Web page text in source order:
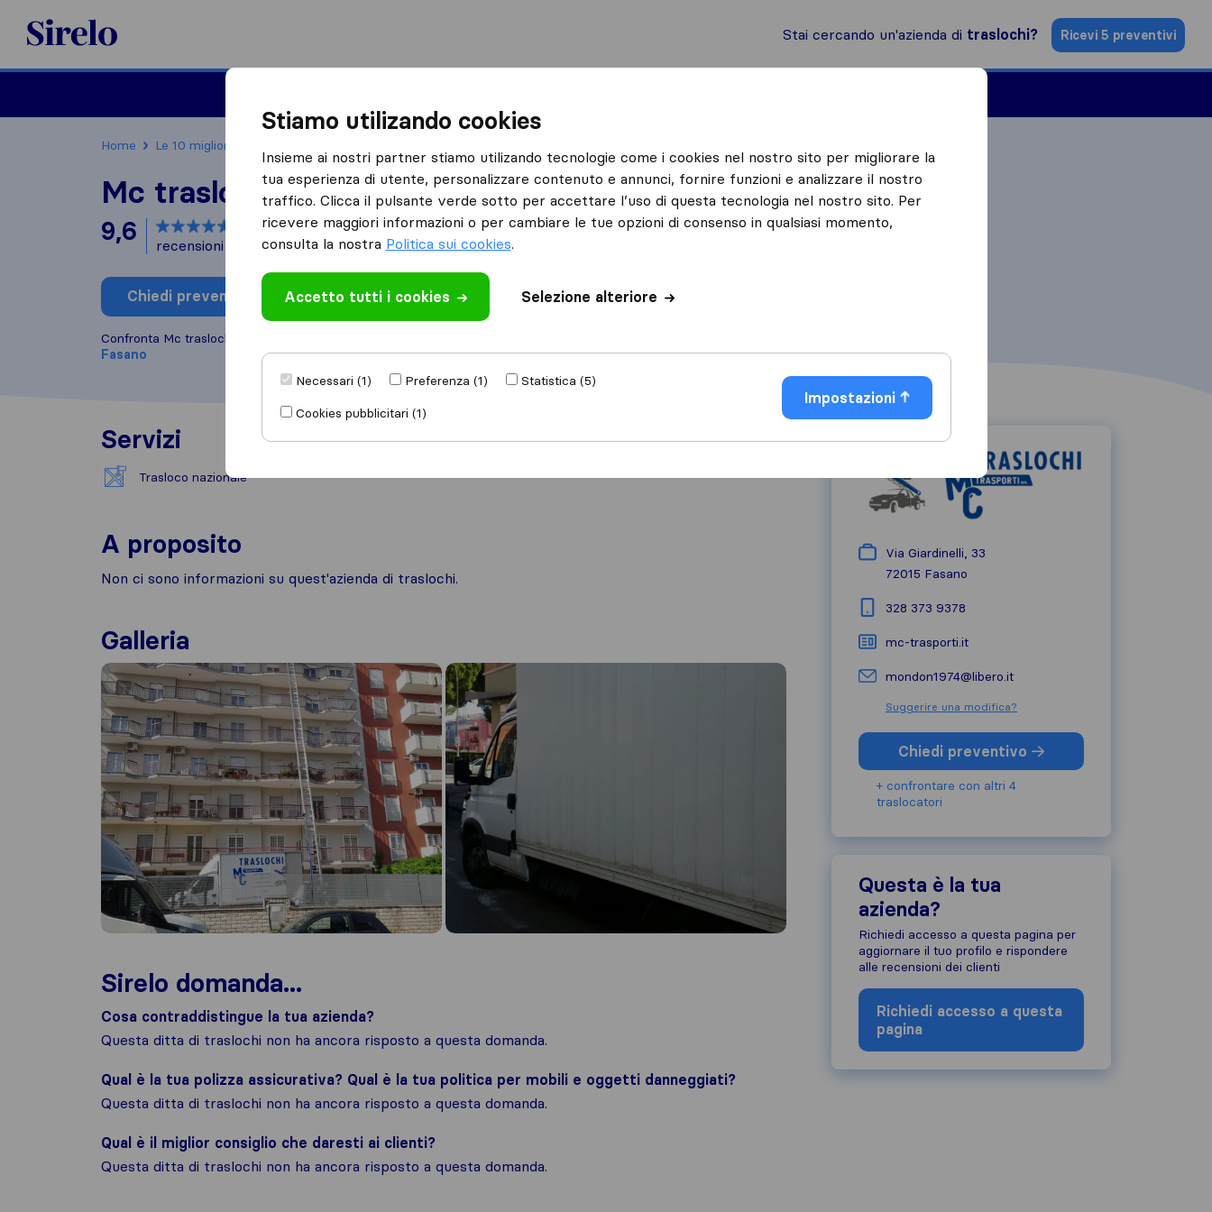
Sirelo.it
Stai cercando un'azienda di traslochi? Ricevi 5 preventivi
Home Le 10 migliori aziende di traslochi in Italia
Mc traslochi e Trasporti
9,6 basato su5
recensioni di Sirelo e Google
i
Chiedi preventivo Scrivi una recensione
Confronta Mc traslochi e Trasporti con altre
Fasano
Servizi
Trasloco nazionale
A proposito
Non ci sono informazioni su quest'azienda di traslochi.
Galleria
Sirelo domanda...
Cosa contraddistingue la tua azienda?
Questa ditta di traslochi non ha ancora risposto a questa domanda.
Qual è la tua polizza assicurativa? Qual è la tua politica per mobili e oggetti danneggiati?
Questa ditta di traslochi non ha ancora risposto a questa domanda.
Qual è il miglior consiglio che daresti ai clienti?
Questa ditta di traslochi non ha ancora risposto a questa domanda.
Via Giardinelli, 33
72015 Fasano
328 373 9378
mc-trasporti.it
mondon1974@libero.it
Suggerire una modifica?
Chiedi preventivo
+ confrontare con altri 4
traslocatori
Questa è la tua
azienda?
Richiedi accesso a questa pagina per
aggiornare il tuo profilo e rispondere
alle recensioni dei clienti
Richiedi accesso a questa
pagina
Stiamo utilizando cookies
Insieme ai nostri partner stiamo utilizando tecnologie come i cookies nel nostro sito per migliorare la
tua esperienza di utente, personalizzare contenuto e annunci, fornire funzioni e analizzare il nostro
traffico. Clicca il pulsante verde sotto per accettare l’uso di questa tecnologia nel nostro sito. Per
ricevere maggiori informazioni o per cambiare le tue opzioni di consenso in qualsiasi momento,
consulta la nostra Politica sui cookies.
Accetto tutti i cookies Selezione alteriore
Necessari (1) Preferenza (1)
Statistica (5)
Cookies pubblicitari (1)
Impostazioni